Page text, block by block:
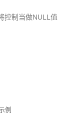
控制当做NULL值
例